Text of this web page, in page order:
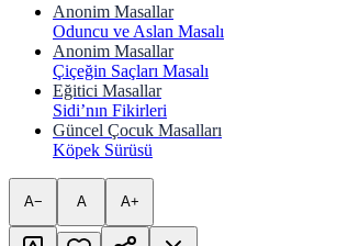
Anonim Masallar
Oduncu ve Aslan Masalı
Anonim Masallar
Çiçeğin Saçları Masalı
Eğitici Masallar
Sidi’nın Fikirleri
Güncel Çocuk Masalları
Köpek Sürüsü
A− A A+